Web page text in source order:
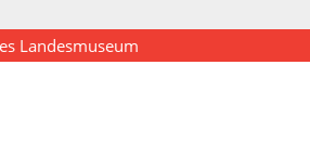
Landesmuseum